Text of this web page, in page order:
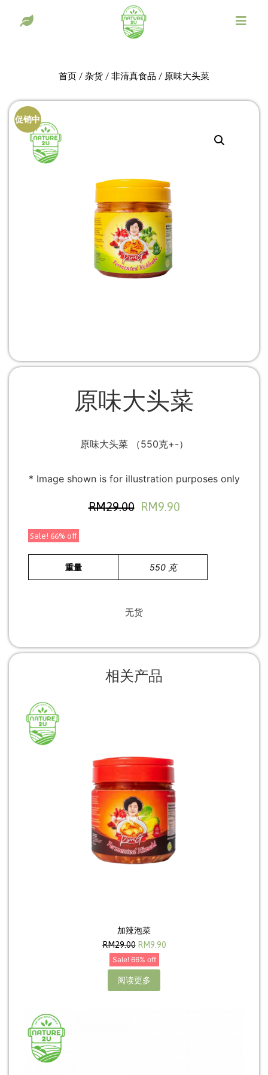
首页 / 杂货 / 非清真食品 / 原味大头菜
促销中
原味大头菜
原味大头菜 （550克+-）
* Image shown is for illustration purposes only
RM29.00 RM9.90
Sale! 66% off
重量 550 克
无货
相关产品
加辣泡菜
RM29.00 RM9.90
Sale! 66% off
阅读更多